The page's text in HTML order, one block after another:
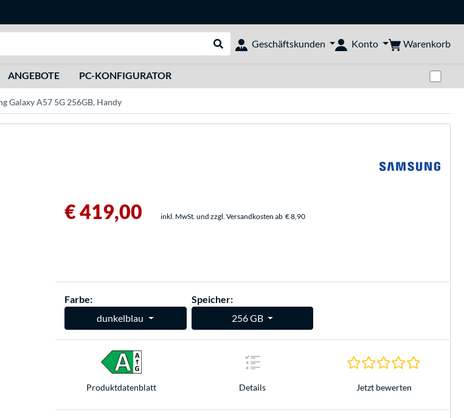
Suche durchführen
Geschäftskunden Konto Warenkorb
ANGEBOTE PC-KONFIGURATOR
Galaxy A57 5G 256GB, Handy
€ 419,00 inkl. MwSt. und zzgl. Versandkosten ab € 8,90
Farbe:
dunkelblau
Speicher:
256 GB
Produkt­datenblatt Details
0.0 Sterne
Jetzt bewerten